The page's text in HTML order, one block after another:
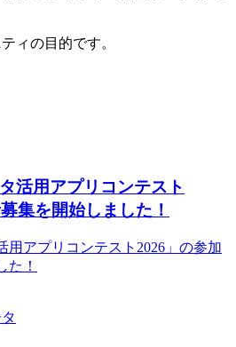
ィの目的です。
活用アプリコンテスト
集を開始しました！
用アプリコンテスト2026」の参加
た！